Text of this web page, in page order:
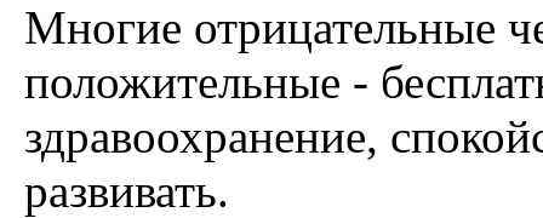
Многие отрицательные
положительные -
здравоохранение,
развивать.